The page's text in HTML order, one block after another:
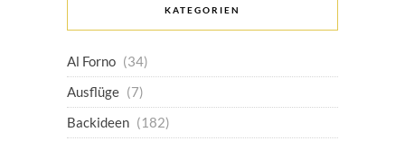
KATEGORIEN
Al Forno (34)
Ausflüge (7)
Backideen (182)